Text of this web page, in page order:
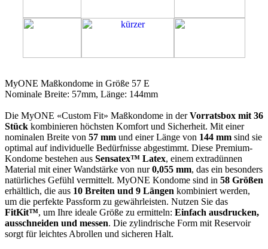
MyONE Maßkondome in Größe 57 E
Nominale Breite: 57mm, Länge: 144mm
Die MyONE «Custom Fit» Maßkondome in derVorratsbox mit 36
Stück kombinieren höchsten Komfort und Sicherheit. Mit einer
nominalen Breite von 57 mm und einer Länge von 144 mm sind sie
optimal auf individuelle Bedürfnisse abgestimmt. Diese Premium-
Kondome bestehen aus Sensatex™ Latex, einem extradünnen
Material mit einer Wandstärke von nur0,055 mm, das ein besonders
natürliches Gefühl vermittelt. MyONE Kondome sind in 58 Größen
erhältlich, die aus 10 Breiten und 9 Längen kombiniert werden,
um die perfekte Passform zu gewährleisten. Nutzen Sie das
FitKit™, um Ihre ideale Größe zu ermitteln: Einfach ausdrucken,
ausschneiden und messen. Die zylindrische Form mit Reservoir
sorgt für leichtes Abrollen und sicheren Halt.